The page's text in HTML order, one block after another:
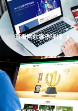
查看网站案例详情